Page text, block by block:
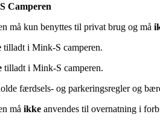
Camperen
må kun benyttes til privat brug og må
tilladt i Mink-S camperen.
tilladt i Mink-S camperen.
færdsels- og parkeringsregler og
må ikke anvendes til overnatning i